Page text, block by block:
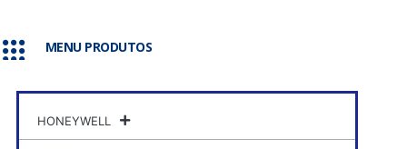
MENU PRODUTOS
HONEYWELL